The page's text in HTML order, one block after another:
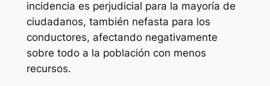
incidencia es perjudicial para la mayoría de
ciudadanos, también nefasta para los
conductores, afectando negativamente
sobre todo a la población con menos
recursos.